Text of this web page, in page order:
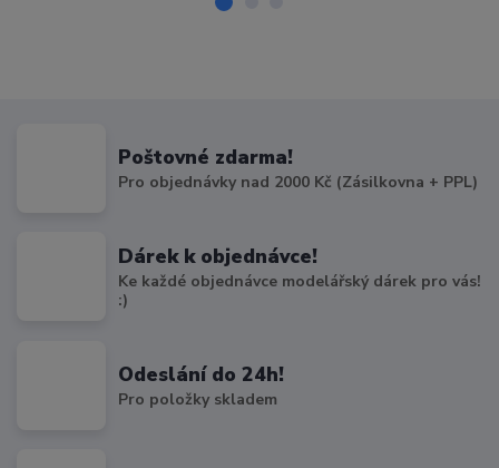
Poštovné zdarma!
Pro objednávky nad 2000 Kč (Zásilkovna + PPL)
Dárek k objednávce!
Ke každé objednávce modelářský dárek pro vás!
:)
Odeslání do 24h!
Pro položky skladem